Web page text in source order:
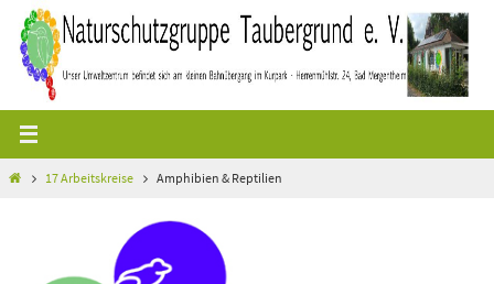
Zum
Inhalt
springen
Start17 Arbeitskreise Amphibien & Reptilien